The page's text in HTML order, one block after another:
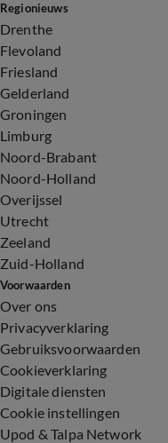
Regionieuws
Drenthe
Flevoland
Friesland
Gelderland
Groningen
Limburg
Noord-Brabant
Noord-Holland
Overijssel
Utrecht
Zeeland
Zuid-Holland
Voorwaarden
Over ons
Privacyverklaring
Gebruiksvoorwaarden
Cookieverklaring
Digitale diensten
Cookie instellingen
Upod & Talpa Network